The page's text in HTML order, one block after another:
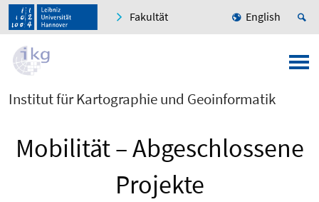
Fakultät English
Institut für Kartographie und Geoinformatik
Mobilität – Abgeschlossene
Projekte